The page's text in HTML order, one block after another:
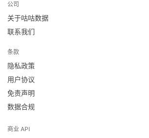
公司
关于咕咕数据
联系我们
条款
隐私政策
用户协议
免责声明
数据合规
商业 API